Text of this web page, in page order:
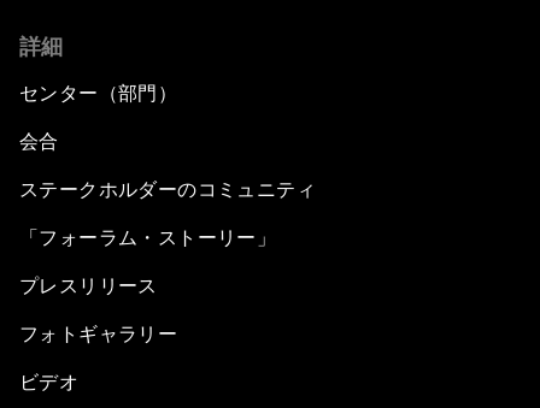
詳細
センター（部門）
会合
ステークホルダーのコミュニティ
「フォーラム・ストーリー」
プレスリリース
フォトギャラリー
ビデオ